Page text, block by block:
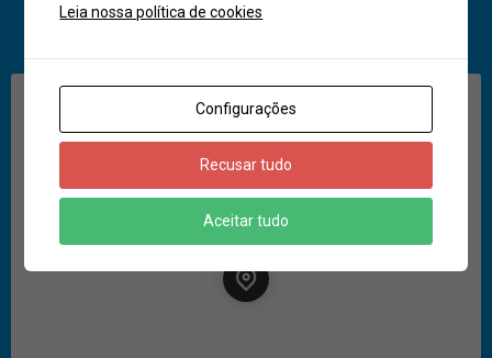
Compartilhar
Leia nossa política de cookies
Configurações
Recusar tudo
Aceitar tudo